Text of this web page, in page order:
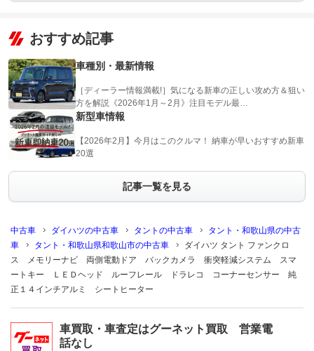
おすすめ記事
車種別・最新情報
［ディーラー情報満載!］気になる新車の正しい攻め方＆狙い
方を解説《2026年1月～2月》注目モデル最…
新型車情報
【2026年2月】今月はこのクルマ！ 納車が早いおすすめ新車
20選
記事一覧を見る
中古車 ダイハツの中古車 タントの中古車
タント・和歌山県の中古
車
タント・和歌山県和歌山市の中古車
ダイハツ タント ファンクロ
ス メモリーナビ 両側電動ドア バックカメラ 衝突軽減システム スマ
ートキー ＬＥＤヘッド ルーフレール ドラレコ コーナーセンサー 純
正１４インチアルミ シートヒーター
車買取・車査定はグーネット買取 営業電
話なし